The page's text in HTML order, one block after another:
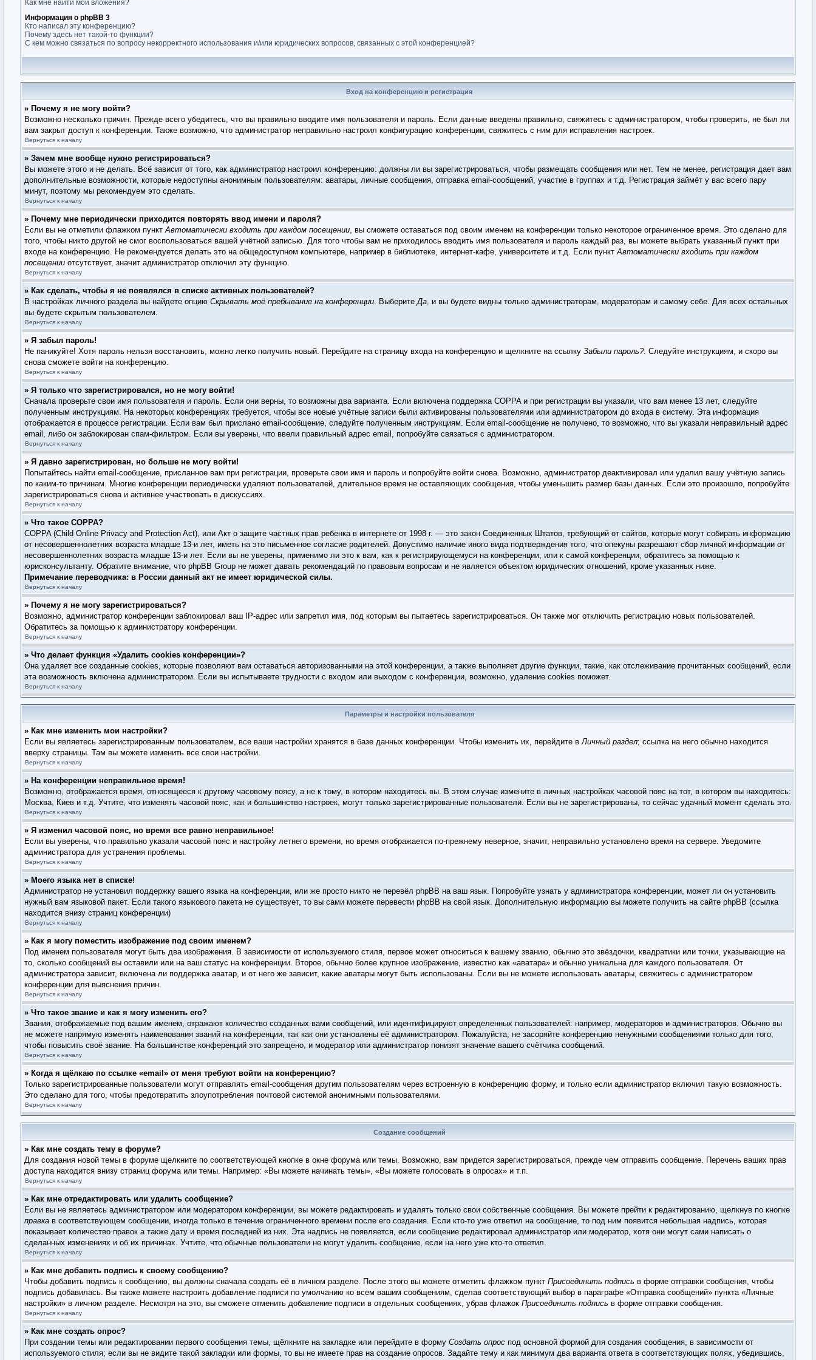
Как мне найти мои вложения?
Информация о phpBB 3
Кто написал эту конференцию?
Почему здесь нет такой-то функции?
С кем можно связаться по вопросу некорректного использования и/или юридических вопросов, связанных с этой конференцией?
Вход на конференцию и регистрация
» Почему я не могу войти?
Возможно несколько причин. Прежде всего убедитесь, что вы правильно вводите имя пользователя и пароль. Если данные введены правильно, свяжитесь с администратором, чтобы проверить, не был ли
вам закрыт доступ к конференции. Также возможно, что администратор неправильно настроил конфигурацию конференции, свяжитесь с ним для исправления настроек.
Вернуться к началу
» Зачем мне вообще нужно регистрироваться?
Вы можете этого и не делать. Всё зависит от того, как администратор настроил конференцию: должны ли вы зарегистрироваться, чтобы размещать сообщения или нет. Тем не менее, регистрация дает вам
дополнительные возможности, которые недоступны анонимным пользователям: аватары, личные сообщения, отправка email-сообщений, участие в группах и т.д. Регистрация займёт у вас всего пару
минут, поэтому мы рекомендуем это сделать.
Вернуться к началу
» Почему мне периодически приходится повторять ввод имени и пароля?
Если вы не отметили флажком пунктАвтоматически входить при каждом посещении, вы сможете оставаться под своим именем на конференции только некоторое ограниченное время. Это сделано для
того, чтобы никто другой не смог воспользоваться вашей учётной записью. Для того чтобы вам не приходилось вводить имя пользователя и пароль каждый раз, вы можете выбрать указанный пункт при
входе на конференцию. Не рекомендуется делать это на общедоступном компьютере, например в библиотеке, интернет-кафе, университете и т.д. Если пунктАвтоматически входить при каждом
посещении отсутствует, значит администратор отключил эту функцию.
Вернуться к началу
» Как сделать, чтобы я не появлялся в списке активных пользователей?
В настройках личного раздела вы найдете опцию Скрывать моё пребывание на конференции. ВыберитеДа, и вы будете видны только администраторам, модераторам и самому себе. Для всех остальных
вы будете скрытым пользователем.
Вернуться к началу
» Я забыл пароль!
Не паникуйте! Хотя пароль нельзя восстановить, можно легко получить новый. Перейдите на страницу входа на конференцию и щелкните на ссылку Забыли пароль?. Следуйте инструкциям, и скоро вы
снова сможете войти на конференцию.
Вернуться к началу
» Я только что зарегистрировался, но не могу войти!
Сначала проверьте свои имя пользователя и пароль. Если они верны, то возможны два варианта. Если включена поддержка COPPA и при регистрации вы указали, что вам менее 13 лет, следуйте
полученным инструкциям. На некоторых конференциях требуется, чтобы все новые учётные записи были активированы пользователями или администратором до входа в систему. Эта информация
отображается в процессе регистрации. Если вам был прислано email-сообщение, следуйте полученным инструкциям. Если email-сообщение не получено, то возможно, что вы указали неправильный адрес
email, либо он заблокирован спам-фильтром. Если вы уверены, что ввели правильный адрес email, попробуйте связаться с администратором.
Вернуться к началу
» Я давно зарегистрирован, но больше не могу войти!
Попытайтесь найти email-сообщение, присланное вам при регистрации, проверьте свои имя и пароль и попробуйте войти снова. Возможно, администратор деактивировал или удалил вашу учётную запись
по каким-то причинам. Многие конференции периодически удаляют пользователей, длительное время не оставляющих сообщения, чтобы уменьшить размер базы данных. Если это произошло, попробуйте
зарегистрироваться снова и активнее участвовать в дискуссиях.
Вернуться к началу
» Что такое COPPA?
COPPA (Child Online Privacy and Protection Act), или Акт о защите частных прав ребенка в интернете от 1998 г. — это закон Соединенных Штатов, требующий от сайтов, которые могут собирать информацию
от несовершеннолетних возраста младше 13-и лет, иметь на это письменное согласие родителей. Допустимо наличие иного вида подтверждения того, что опекуны разрешают сбор личной информации от
несовершеннолетних возраста младше 13-и лет. Если вы не уверены, применимо ли это к вам, как к регистрирующемуся на конференции, или к самой конференции, обратитесь за помощью к
юрисконсультанту. Обратите внимание, что phpBB Group не может давать рекомендаций по правовым вопросам и не является объектом юридических отношений, кроме указанных ниже.
Примечание переводчика: в России данный акт не имеет юридической силы.
Вернуться к началу
» Почему я не могу зарегистрироваться?
Возможно, администратор конференции заблокировал ваш IP-адрес или запретил имя, под которым вы пытаетесь зарегистрироваться. Он также мог отключить регистрацию новых пользователей.
Обратитесь за помощью к администратору конференции.
Вернуться к началу
» Что делает функция «Удалить cookies конференции»?
Она удаляет все созданные cookies, которые позволяют вам оставаться авторизованными на этой конференции, а также выполняет другие функции, такие, как отслеживание прочитанных сообщений, если
эта возможность включена администратором. Если вы испытываете трудности с входом или выходом с конференции, возможно, удаление cookies поможет.
Вернуться к началу
Параметры и настройки пользователя
» Как мне изменить мои настройки?
Если вы являетесь зарегистрированным пользователем, все ваши настройки хранятся в базе данных конференции. Чтобы изменить их, перейдите вЛичный раздел; ссылка на него обычно находится
вверху страницы. Там вы можете изменить все свои настройки.
Вернуться к началу
» На конференции неправильное время!
Возможно, отображается время, относящееся к другому часовому поясу, а не к тому, в котором находитесь вы. В этом случае измените в личных настройках часовой пояс на тот, в котором вы находитесь:
Москва, Киев и т.д. Учтите, что изменять часовой пояс, как и большинство настроек, могут только зарегистрированные пользователи. Если вы не зарегистрированы, то сейчас удачный момент сделать это.
Вернуться к началу
» Я изменил часовой пояс, но время все равно неправильное!
Если вы уверены, что правильно указали часовой пояс и настройку летнего времени, но время отображается по-прежнему неверное, значит, неправильно установлено время на сервере. Уведомите
администратора для устранения проблемы.
Вернуться к началу
» Моего языка нет в списке!
Администратор не установил поддержку вашего языка на конференции, или же просто никто не перевёл phpBB на ваш язык. Попробуйте узнать у администратора конференции, может ли он установить
нужный вам языковой пакет. Если такого языкового пакета не существует, то вы сами можете перевести phpBB на свой язык. Дополнительную информацию вы можете получить на сайте phpBB (ссылка
находится внизу страниц конференции)
Вернуться к началу
» Как я могу поместить изображение под своим именем?
Под именем пользователя могут быть два изображения. В зависимости от используемого стиля, первое может относиться к вашему званию, обычно это звёздочки, квадратики или точки, указывающие на
то, сколько сообщений вы оставили или на ваш статус на конференции. Второе, обычно более крупное изображение, известно как «аватара» и обычно уникальна для каждого пользователя. От
администратора зависит, включена ли поддержка аватар, и от него же зависит, какие аватары могут быть использованы. Если вы не можете использовать аватары, свяжитесь с администратором
конференции для выяснения причин.
Вернуться к началу
» Что такое звание и как я могу изменить его?
Звания, отображаемые под вашим именем, отражают количество созданных вами сообщений, или идентифицируют определенных пользователей: например, модераторов и администраторов. Обычно вы
не можете напрямую изменять наименования званий на конференции, так как они установлены её администратором. Пожалуйста, не засоряйте конференцию ненужными сообщениями только для того,
чтобы повысить своё звание. На большинстве конференций это запрещено, и модератор или администратор понизят значение вашего счётчика сообщений.
Вернуться к началу
» Когда я щёлкаю по ссылке «email» от меня требуют войти на конференцию?
Только зарегистрированные пользователи могут отправлять email-сообщения другим пользователям через встроенную в конференцию форму, и только если администратор включил такую возможность.
Это сделано для того, чтобы предотвратить злоупотребления почтовой системой анонимными пользователями.
Вернуться к началу
Создание сообщений
» Как мне создать тему в форуме?
Для создания новой темы в форуме щелкните по соответствующей кнопке в окне форума или темы. Возможно, вам придется зарегистрироваться, прежде чем отправить сообщение. Перечень ваших прав
доступа находится внизу страниц форума или темы. Например: «Вы можете начинать темы», «Вы можете голосовать в опросах» и т.п.
Вернуться к началу
» Как мне отредактировать или удалить сообщение?
Если вы не являетесь администратором или модератором конференции, вы можете редактировать и удалять только свои собственные сообщения. Вы можете прейти к редактированию, щелкнув по кнопке
правка в соответствующем сообщении, иногда только в течение ограниченного времени после его создания. Если кто-то уже ответил на сообщение, то под ним появится небольшая надпись, которая
показывает количество правок а также дату и время последней из них. Эта надпись не появляется, если сообщение редактировал администратор или модератор, хотя они могут сами написать о
сделанных изменениях и об их причинах. Учтите, что обычные пользователи не могут удалить сообщение, если на него уже кто-то ответил.
Вернуться к началу
» Как мне добавить подпись к своему сообщению?
Чтобы добавить подпись к сообщению, вы должны сначала создать её в личном разделе. После этого вы можете отметить флажком пункт Присоединить подпись в форме отправки сообщения, чтобы
подпись добавилась. Вы также можете настроить добавление подписи по умолчанию ко всем вашим сообщениям, сделав соответствующий выбор в параграфе «Отправка сообщений» пункта «Личные
настройки» в личном разделе. Несмотря на это, вы сможете отменить добавление подписи в отдельных сообщениях, убрав флажок Присоединить подпись в форме отправки сообщения.
Вернуться к началу
» Как мне создать опрос?
При создании темы или редактировании первого сообщения темы, щёлкните на закладке или перейдите в форму Создать опрос под основной формой для создания сообщения, в зависимости от
используемого стиля; если вы не видите такой закладки или формы, то вы не имеете прав на создание опросов. Задайте тему и как минимум два варианта ответа в соответствующих полях, убедившись,